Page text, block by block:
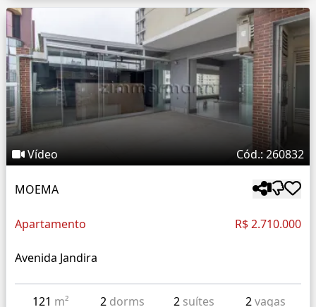
Vídeo Cód.: 260832
MOEMA
Apartamento R$ 2.710.000
Avenida Jandira
121 m² 2 dorms 2 suítes 2vagas